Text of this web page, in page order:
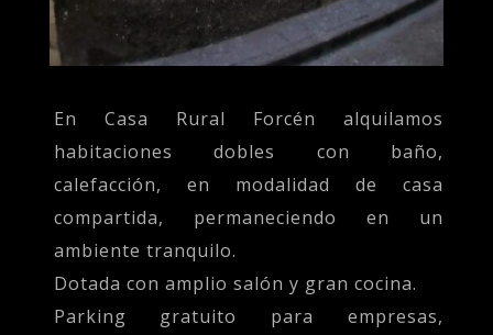
En Casa Rural Forcén alquilamos
habitaciones dobles con baño,
calefacción, en modalidad de casa
compartida, permaneciendo en un
ambiente tranquilo.
Dotada con amplio salón y gran cocina.
Parking gratuito para empresas,